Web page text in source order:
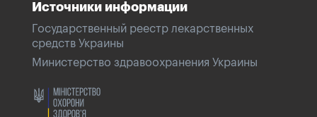
Источники информации
Государственный реестр лекарственных
средств Украины
Министерство здравоохранения Украины